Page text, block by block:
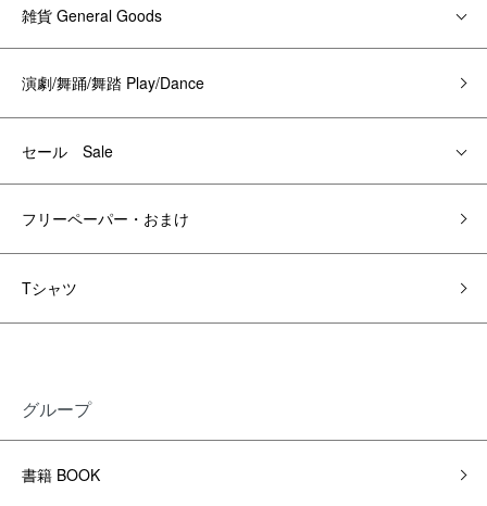
雑貨 General Goods
演劇/舞踊/舞踏 Play/Dance
セール Sale
フリーペーパー・おまけ
Tシャツ
グループ
書籍 BOOK